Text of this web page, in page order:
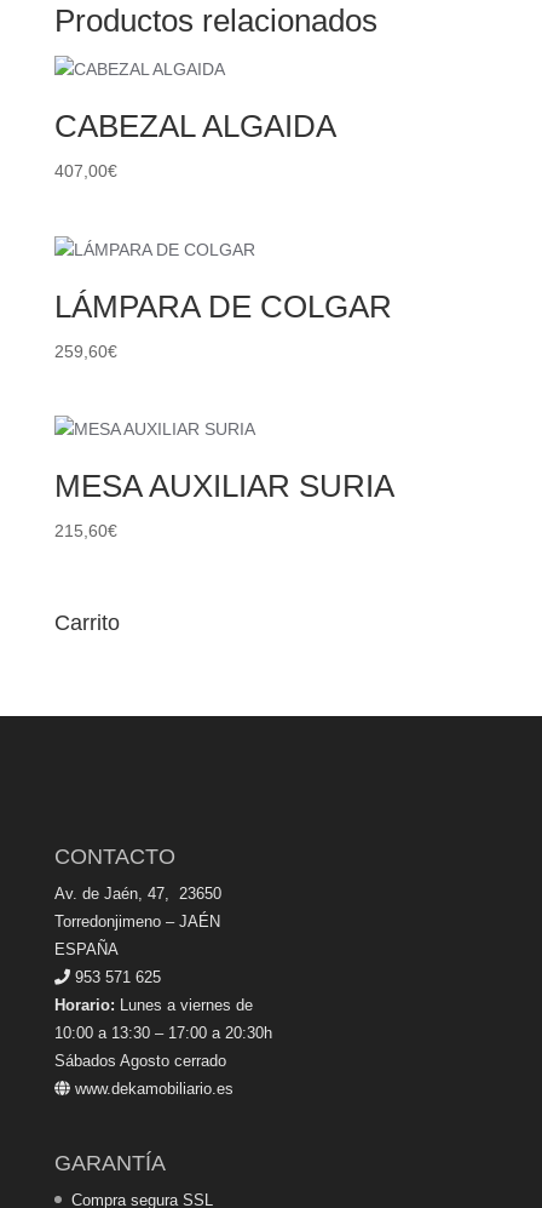
Productos relacionados
CABEZAL ALGAIDA
407,00€
LÁMPARA DE COLGAR
259,60€
MESA AUXILIAR SURIA
215,60€
Carrito
CONTACTO
Av. de Jaén, 47, 23650
Torredonjimeno – JAÉN
ESPAÑA
953 571 625
Horario: Lunes a viernes de
10:00 a 13:30 – 17:00 a 20:30h
Sábados Agosto cerrado
www.dekamobiliario.es
GARANTÍA
Compra segura SSL